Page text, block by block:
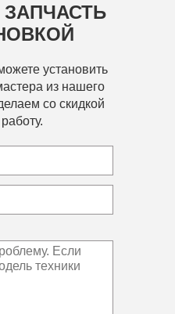
установить
из нашего
со скидкой